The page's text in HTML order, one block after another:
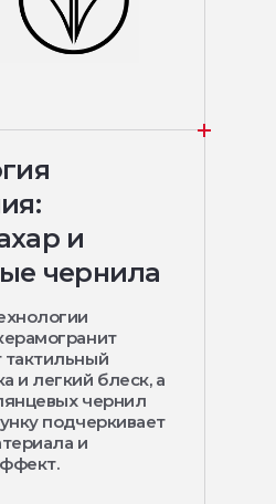
и
чернила
тактильный
и легкий блеск, а
чернил
подчеркивает
и